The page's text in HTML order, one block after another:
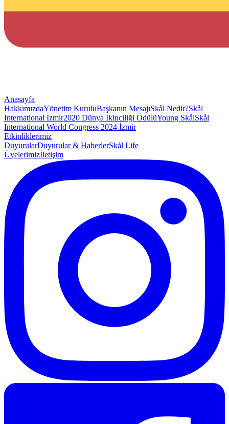
Anasayfa
HakkımızdaYönetim KuruluBaşkanın MesajıSkål Nedir?Skål
International İzmir2020 Dünya İkinciliği ÖdülüYoung SkålSkål
International World Congress 2024 İzmir
Etkinliklerimiz
DuyurularDuyurular & HaberlerSkål Life
Üyelerimizİletişim